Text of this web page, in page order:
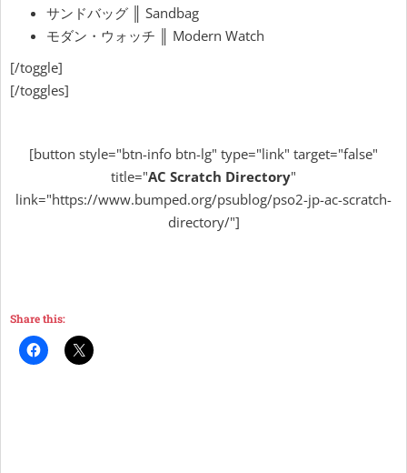
サンドバッグ ║ Sandbag
モダン・ウォッチ ║ Modern Watch
[/toggle]
[/toggles]
[button style="btn-info btn-lg" type="link" target="false"
title="AC Scratch Directory"
link="https://www.bumped.org/psublog/pso2-jp-ac-scratch-
directory/"]
Share this: